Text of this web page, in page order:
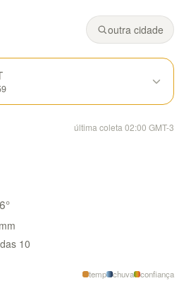
céu limpo, mínima de 8° e
outra cidade
última coleta 02:00 GMT-3
6°
mm
10
temp chuva confiança